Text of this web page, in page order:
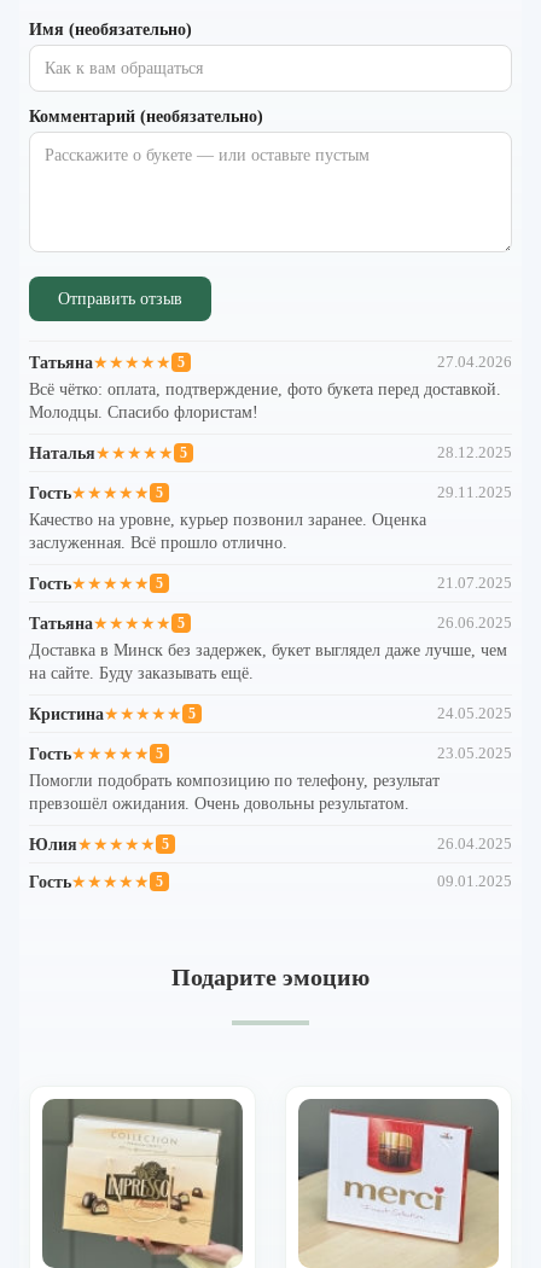
Имя (необязательно)
Комментарий (необязательно)
Отправить отзыв
Татьяна★★★★★ 5 27.04.2026
Всё чётко: оплата, подтверждение, фото букета перед доставкой.
Молодцы. Спасибо флористам!
Наталья★★★★★ 5 28.12.2025
Гость★★★★★ 5 29.11.2025
Качество на уровне, курьер позвонил заранее. Оценка
заслуженная. Всё прошло отлично.
Гость★★★★★ 5 21.07.2025
Татьяна★★★★★ 5 26.06.2025
Доставка в Минск без задержек, букет выглядел даже лучше, чем
на сайте. Буду заказывать ещё.
Кристина★★★★★ 5 24.05.2025
Гость★★★★★ 5 23.05.2025
Помогли подобрать композицию по телефону, результат
превзошёл ожидания. Очень довольны результатом.
Юлия★★★★★ 5 26.04.2025
Гость★★★★★ 5 09.01.2025
Подарите эмоцию